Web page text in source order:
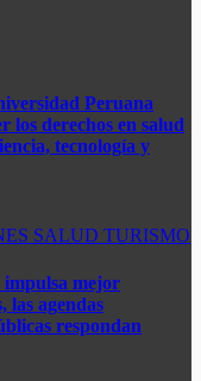
Peruana
los derechos en salud
tecnología y
SALUD TURISMO
impulsa mejor
las agendas
respondan